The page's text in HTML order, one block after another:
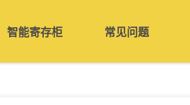
智能寄存柜 常见问题